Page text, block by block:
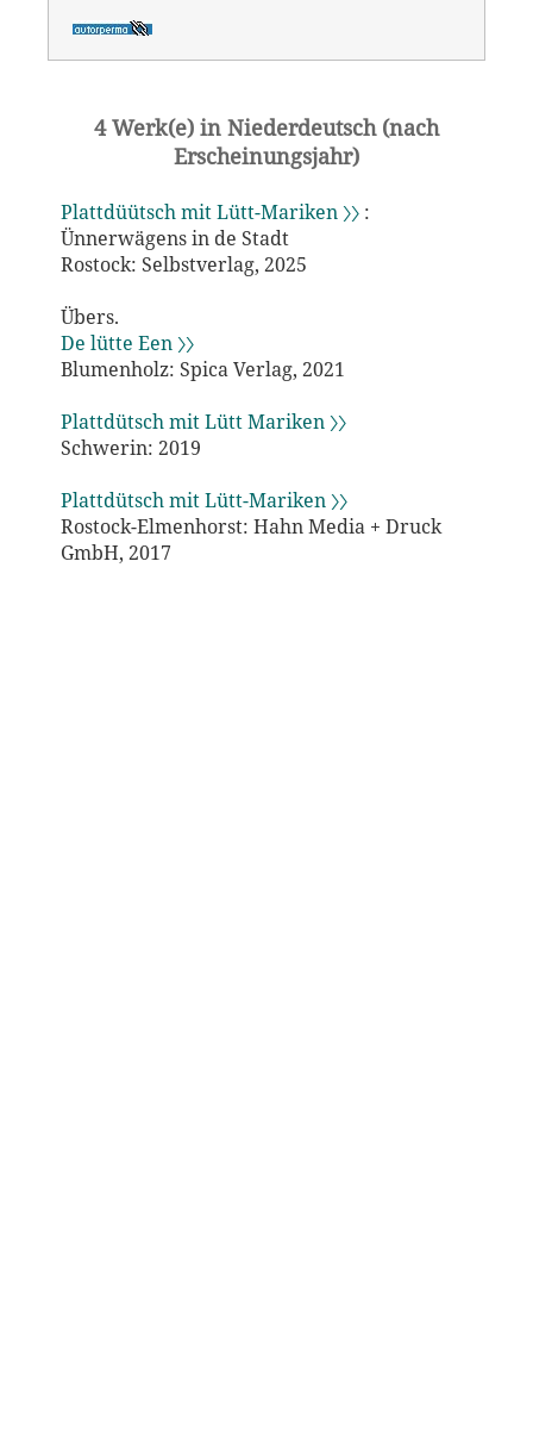
4 Werk(e) in Niederdeutsch (nach
Erscheinungsjahr)
Plattdüütsch mit Lütt-Mariken 〉〉:
Ünnerwägens in de Stadt
Rostock: Selbstverlag, 2025
Übers.
De lütte Een 〉〉
Blumenholz: Spica Verlag, 2021
Plattdütsch mit Lütt Mariken 〉〉
Schwerin: 2019
Plattdütsch mit Lütt-Mariken 〉〉
Rostock-Elmenhorst: Hahn Media + Druck
GmbH, 2017